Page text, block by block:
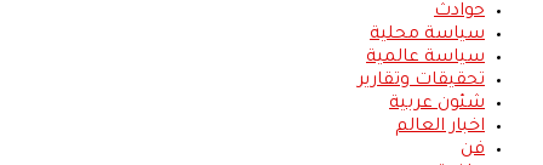
حوادث
سياسة محلية
سياسة عالمية
تحقيقات وتقارير
شئون عربية
اخبار العالم
فن